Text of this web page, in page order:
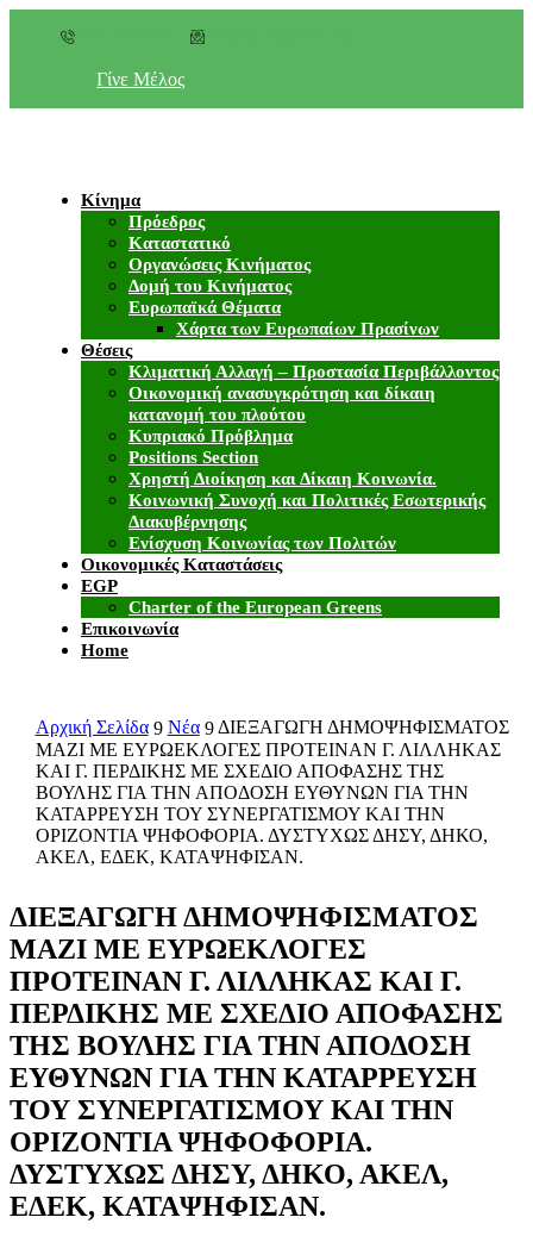
Γίνε Μέλος
Κίνημα
Πρόεδρος
Καταστατικό
Οργανώσεις Κινήματος
Δομή του Κινήματος
Ευρωπαϊκά Θέματα
Χάρτα των Ευρωπαίων Πρασίνων
Θέσεις
Κλιματική Αλλαγή – Προστασία Περιβάλλοντος
Οικονομική ανασυγκρότηση και δίκαιη
κατανομή του πλούτου
Κυπριακό Πρόβλημα
Positions Section
Χρηστή Διοίκηση και Δίκαιη Κοινωνία.
Κοινωνική Συνοχή και Πολιτικές Εσωτερικής
Διακυβέρνησης
Ενίσχυση Κοινωνίας των Πολιτών
Οικονομικές Καταστάσεις
EGP
Charter of the European Greens
Επικοινωνία
Home
Αρχική Σελίδα 9 Νέα 9 ΔΙΕΞΑΓΩΓΗ ΔΗΜΟΨΗΦΙΣΜΑΤΟΣ
ΜΑΖΙ ΜΕ ΕΥΡΩΕΚΛΟΓΕΣ ΠΡΟΤΕΙΝΑΝ Γ. ΛΙΛΛΗΚΑΣ
ΚΑΙ Γ. ΠΕΡΔΙΚΗΣ ΜΕ ΣΧΕΔΙΟ ΑΠΟΦΑΣΗΣ ΤΗΣ
ΒΟΥΛΗΣ ΓΙΑ ΤΗΝ ΑΠΟΔΟΣΗ ΕΥΘΥΝΩΝ ΓΙΑ ΤΗΝ
ΚΑΤΑΡΡΕΥΣΗ ΤΟΥ ΣΥΝΕΡΓΑΤΙΣΜΟΥ ΚΑΙ ΤΗΝ
ΟΡΙΖΟΝΤΙΑ ΨΗΦΟΦΟΡΙΑ. ΔΥΣΤΥΧΩΣ ΔΗΣΥ, ΔΗΚΟ,
ΑΚΕΛ, ΕΔΕΚ, ΚΑΤΑΨΗΦΙΣΑΝ.
ΔΙΕΞΑΓΩΓΗ ΔΗΜΟΨΗΦΙΣΜΑΤΟΣ
ΜΑΖΙ ΜΕ ΕΥΡΩΕΚΛΟΓΕΣ
ΠΡΟΤΕΙΝΑΝ Γ. ΛΙΛΛΗΚΑΣ ΚΑΙ Γ.
ΠΕΡΔΙΚΗΣ ΜΕ ΣΧΕΔΙΟ ΑΠΟΦΑΣΗΣ
ΤΗΣ ΒΟΥΛΗΣ ΓΙΑ ΤΗΝ ΑΠΟΔΟΣΗ
ΕΥΘΥΝΩΝ ΓΙΑ ΤΗΝ ΚΑΤΑΡΡΕΥΣΗ
ΤΟΥ ΣΥΝΕΡΓΑΤΙΣΜΟΥ ΚΑΙ ΤΗΝ
ΟΡΙΖΟΝΤΙΑ ΨΗΦΟΦΟΡΙΑ.
ΔΥΣΤΥΧΩΣ ΔΗΣΥ, ΔΗΚΟ, ΑΚΕΛ,
ΕΔΕΚ, ΚΑΤΑΨΗΦΙΣΑΝ.